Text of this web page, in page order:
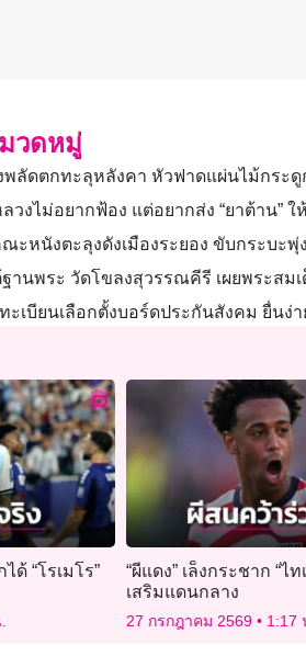
วดหมู่
งพลัดตกทะลุหลังคา หัวฟาดแผ่นไม้กระ
วงไม่อยากฟ้อง แต่อยากส่ง “ยาต้าน”
ณะหนังตะลุงดังเมืองระยอง ขับกระบะ
านพระ วัดโขลงสุวรรณคีรี เผยพระสมเ
เบียนเลือกตั้งบอร์ดประกันสังคม ยื่นง่
ด้ “โรเมโร”
“ผีแดง” เล็งกระชาก “ไ
เสริมแดนกลาง
27 กรกฎาคม 2569 1:17